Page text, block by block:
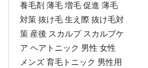
養毛剤 薄毛 増毛 促進 薄毛
対策 抜け毛 生え際 抜け毛対
策 産後 スカルプ スカルプケ
ア ヘアトニック 男性 女性
メンズ 育毛トニック 男性用